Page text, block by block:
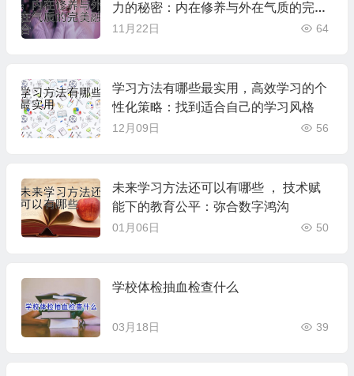
力的秘密：内在修养与外在气质的完美
融合
11月22日 64
学习方法有哪些最实用，高效学习的个
性化策略：找到适合自己的学习风格
12月09日 56
未来学习方法还可以有哪些 ， 技术赋
能下的教育公平：弥合数字鸿沟
01月06日 50
学校体检抽血检查什么
03月18日 39